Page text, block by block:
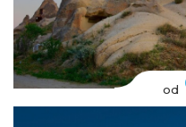
od